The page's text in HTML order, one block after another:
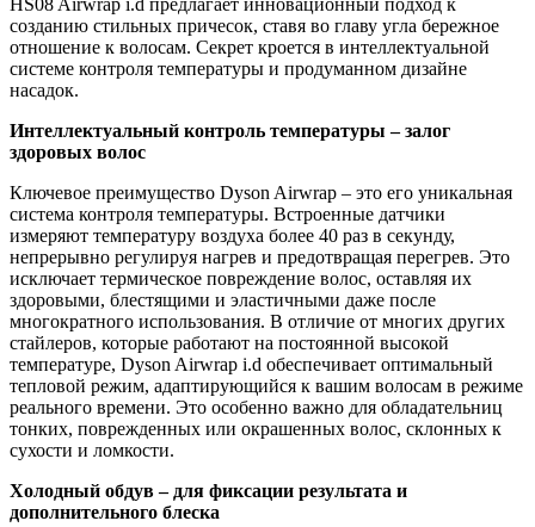
созданию стильных причесок, ставя во главу угла бережное
отношение к волосам. Секрет кроется в интеллектуальной
системе контроля температуры и продуманном дизайне
насадок.
Интеллектуальный контроль температуры – залог
здоровых волос
Ключевое преимущество Dyson Airwrap – это его уникальная
система контроля температуры. Встроенные датчики
измеряют температуру воздуха более 40 раз в секунду,
непрерывно регулируя нагрев и предотвращая перегрев. Это
исключает термическое повреждение волос, оставляя их
здоровыми, блестящими и эластичными даже после
многократного использования. В отличие от многих других
стайлеров, которые работают на постоянной высокой
температуре, Dyson Airwrap i.d обеспечивает оптимальный
тепловой режим, адаптирующийся к вашим волосам в режиме
реального времени. Это особенно важно для обладательниц
тонких, поврежденных или окрашенных волос, склонных к
сухости и ломкости.
Холодный обдув – для фиксации результата и
дополнительного блеска